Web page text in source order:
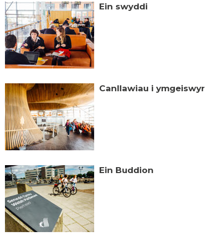
Ein swyddi
Canllawiau i ymgeiswyr
Ein Buddion